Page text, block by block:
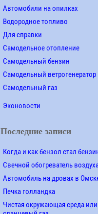
Автомобили на опилках
Водородное топливо
Для справки
Самодельное отопление
Самодельный бензин
Самодельный ветрогенератор
Самодельный газ
Эконовости
Последние записи
Когда и как бензол стал
Свечной обогреватель
Автомобиль на дровах в
Печка голландка
Чистая окружающая среда или